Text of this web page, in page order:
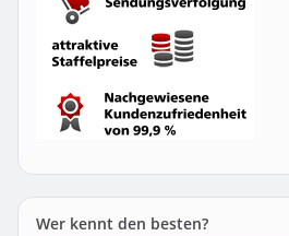
Wer kennt den besten?